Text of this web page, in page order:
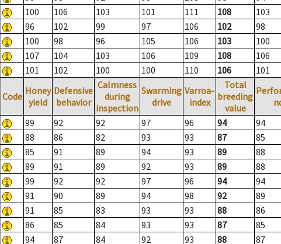
100 106 103 101 111 108
103
96 102 99 97 106 102
98
100 98 96 105 106 103
100
107 104 103 106 109 108
106
101 102 100 100 110 106 101
Code Honey
yield
Defensive
behavior
Calmness
during
inspection
Swarming
drive
Varroa-
index
Total
breeding
value
99 92 92 97 96 94
94
88 86 82 93 93 87
85
85 91 89 94 93 89
88
89 91 89 92 93 89
88
99 92 92 97 96 94
94
91 90 89 94 98 92
89
91 85 83 93 93 88
86
86 85 84 93 93 87
85
94 87 84 92 93 88 87